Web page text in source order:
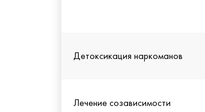
Детоксикация наркоманов
Лечение созависимости